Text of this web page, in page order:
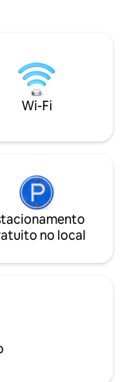
os
quarto/ refeições
incluídas. Por favor, observe que os
layouts de
variar devido à
Wi-Fi
no local